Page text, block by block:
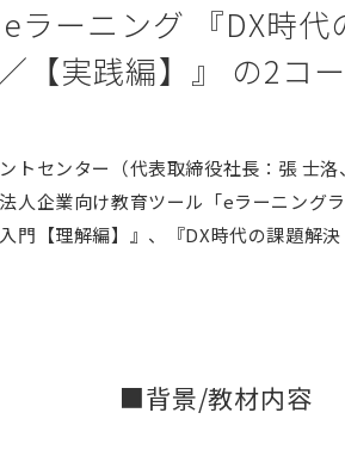
講師派遣）
メント
育
著者講演
公開セミナ
越境学習
コンサルテ
資格試験・
ラーニング 『DX時
【実践編】』 の2コ
トセンター（代表取締役社長：張 士
人企業向け教育ツール「eラーニングラ
門【理解編】』、『DX時代の課題解
■背景/教材内容